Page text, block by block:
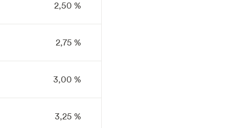
2,50 %
2,75 %
3,00 %
3,25 %